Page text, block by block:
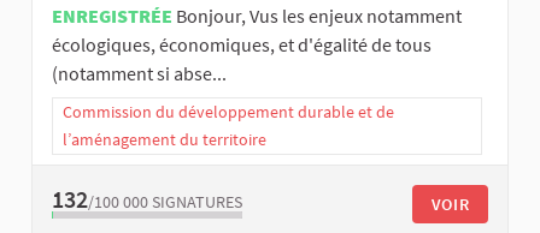
ENREGISTRÉE Bonjour, Vus les enjeux notamment
écologiques, économiques, et d'égalité de tous
(notamment si abse...
Commission du développement durable et de
l’aménagement du territoire
132/100 000 SIGNATURES VOIR